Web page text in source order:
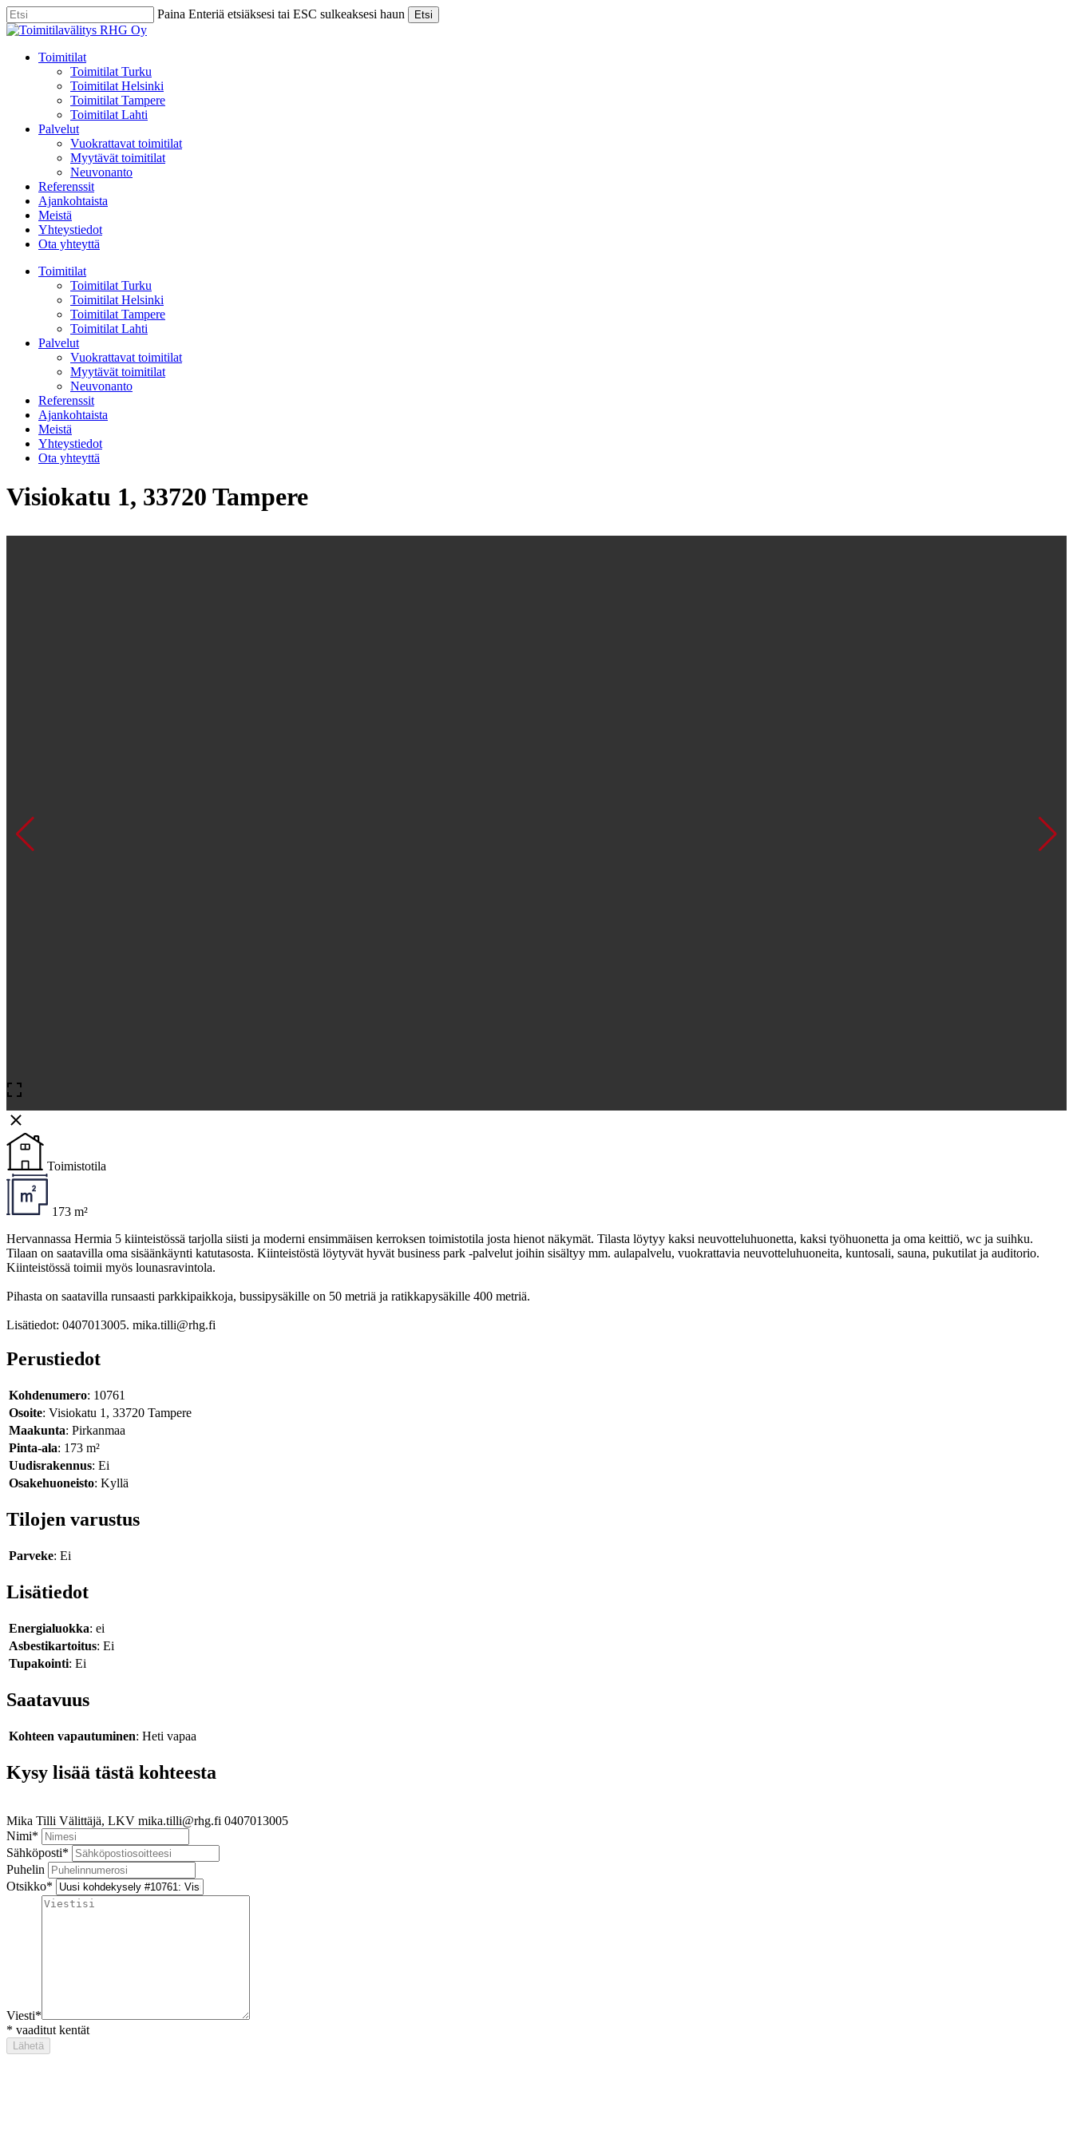
Skip
to
content
Paina Enteriä etsiäksesi tai ESC sulkeaksesi haun Etsi
Close
Menu
Toimitilat
Toimitilat Turku
Toimitilat Helsinki
Toimitilat Tampere
Toimitilat Lahti
Palvelut
Vuokrattavat toimitilat
Myytävät toimitilat
Neuvonanto
Referenssit
Ajankohtaista
Meistä
Yhteystiedot
Ota yhteyttä
Toimitilat
Toimitilat Turku
Toimitilat Helsinki
Toimitilat Tampere
Toimitilat Lahti
Palvelut
Vuokrattavat toimitilat
Myytävät toimitilat
Neuvonanto
Referenssit
Ajankohtaista
Meistä
Yhteystiedot
Ota yhteyttä
Visiokatu 1, 33720 Tampere
Toimistotila
173 m²
Hervannassa Hermia 5 kiinteistössä tarjolla siisti ja moderni ensimmäisen kerroksen toimistotila josta hienot näkymät. Tilasta löytyy kaksi neuvotteluhuonetta, kaksi työhuonetta ja oma keittiö, wc ja suihku.
Tilaan on saatavilla oma sisäänkäynti katutasosta. Kiinteistöstä löytyvät hyvät business park -palvelut joihin sisältyy mm. aulapalvelu, vuokrattavia neuvotteluhuoneita, kuntosali, sauna, pukutilat ja auditorio.
Kiinteistössä toimii myös lounasravintola.
Pihasta on saatavilla runsaasti parkkipaikkoja, bussipysäkille on 50 metriä ja ratikkapysäkille 400 metriä.
Lisätiedot: 0407013005. mika.tilli@rhg.fi
Perustiedot
Kohdenumero: 10761
Osoite: Visiokatu 1, 33720 Tampere
Maakunta: Pirkanmaa
Pinta-ala: 173 m²
Uudisrakennus: Ei
Osakehuoneisto: Kyllä
Tilojen varustus
Parveke: Ei
Lisätiedot
Energialuokka: ei
Asbestikartoitus: Ei
Tupakointi: Ei
Saatavuus
Kohteen vapautuminen: Heti vapaa
Kysy lisää tästä kohteesta
Mika Tilli Välittäjä, LKV mika.tilli@rhg.fi 0407013005
Nimi*
Sähköposti*
Puhelin
Otsikko*
Viesti*
* vaaditut kentät